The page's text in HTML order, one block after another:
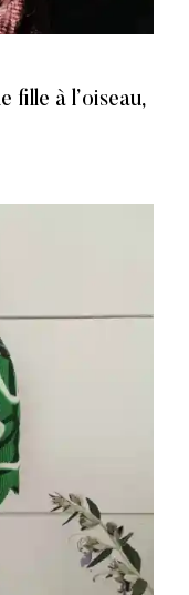
fille à l’oiseau,